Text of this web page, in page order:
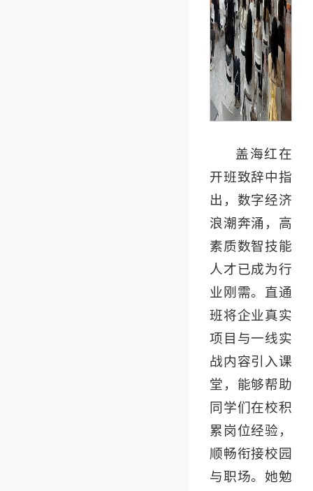
盖海红在
开班致辞中指
出，数字经济
浪潮奔涌，高
素质数智技能
人才已成为行
业刚需。直通
班将企业真实
项目与一线实
战内容引入课
堂，能够帮助
同学们在校积
累岗位经验，
顺畅衔接校园
与职场。她勉